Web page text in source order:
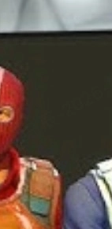
sự "chiến" của
cách tối ưu kho
đây là một